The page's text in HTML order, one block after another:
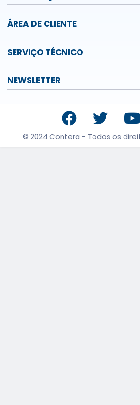
ÁREA DE CLIENTE
SERVIÇO TÉCNICO
NEWSLETTER
© 2024 Contera - Todos os